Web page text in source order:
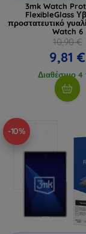
3mk Watch
FlexibleGlass
προστατευτικό
Watch 6
10,90 €
9,81 €
Διαθέσιμο 4
-10%